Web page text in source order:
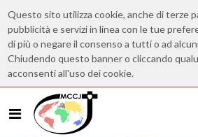
Questo sito utilizza cookie, anche di terze
pubblicità e servizi in linea con le tue
di più o negare il consenso a tutti o ad
Chiudendo questo banner o cliccando
acconsenti all'uso dei cookie.